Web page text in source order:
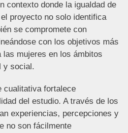
contexto donde la igualdad de
proyecto no solo identifica
se compromete con
con los objetivos más
las mujeres en los ámbitos
y social.
cualitativa fortalece
del estudio. A través de los
experiencias, percepciones y
no son fácilmente